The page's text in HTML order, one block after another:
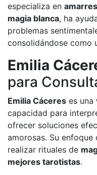
especializa en
magia blanca, ha
problemas
consolidándose como
Emilia
para
Emilia Cáceres es una
capacidad para
ofrecer soluciones
amorosas. Su
realizar rituales de
mejores tarotistas.